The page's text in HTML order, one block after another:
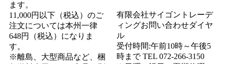
ます。
11,000円以下（税込）のご
注文については本州一律
648円（税込）になりま
す。
※離島、大型商品など、梱
有限会社サイゴントレーデ
ィングお問い合わせダイヤ
ル
受付時間:午前10時～午後5
時まで TEL 072-266-3150